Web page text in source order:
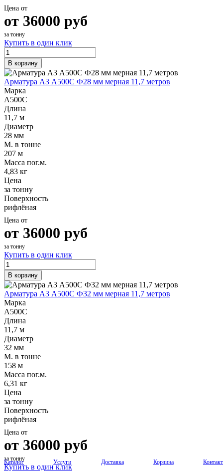
Каталог Услуги Доставка Корзина
Цена от
от 36000 руб
за тонну
Купить в один клик
В корзину
Арматура А3 А500С Ф28 мм мерная 11,7 метров
Марка
А500С
Длина
11,7 м
Диаметр
28 мм
М. в тонне
207 м
Масса пог.м.
4,83 кг
Цена
за тонну
Поверхность
рифлёная
Цена от
от 36000 руб
за тонну
Купить в один клик
В корзину
Арматура А3 А500С Ф32 мм мерная 11,7 метров
Марка
А500С
Длина
11,7 м
Диаметр
32 мм
М. в тонне
158 м
Масса пог.м.
6,31 кг
Цена
за тонну
Поверхность
рифлёная
Цена от
от 36000 руб
за тонну
Купить в один клик